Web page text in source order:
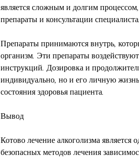
является сложным и долгим
препараты и консультации специалиста.
Препараты принимаются внутрь,
организм. Эти препараты
инструкций. Дозировка и
индивидуально, но и его личную
состояния здоровья пациента.
Вывод
Котово лечение алкоголизма
безопасных методов лечения